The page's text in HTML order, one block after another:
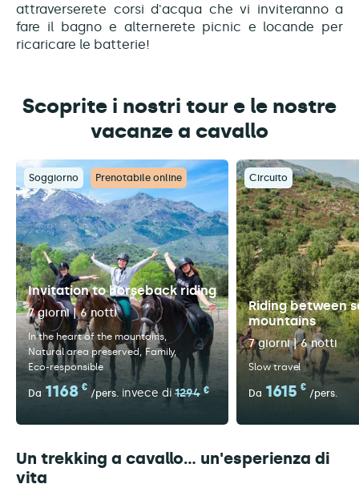
attraverserete corsi d'acqua che vi inviteranno a
fare il bagno e alternerete picnic e locande per
ricaricare le batterie!
Scoprite i nostri tour e le nostre
vacanze a cavallo
Soggiorno Prenotabile online
Invitation to horseback riding
7 giorni | 6 notti
In the heart of the mountains
Natural area preserved
Family
Eco-responsible
Da 1168 €
/pers. invece di 1294 €
Circuito
Riding between
mountains
7 giorni | 6 notti
Slow travel
Da 1615 €
/pers.
Un trekking a cavallo... un'esperienza di
vita